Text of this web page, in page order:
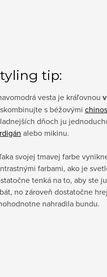
tip:
vesta je kráľovnou
s béžovými chinos
dňoch ju
alebo mikinu.
svojej tmavej farbe
farbami, ako je
tenká na to, aby ste
no zároveň dostatočne
nahradila bundu.